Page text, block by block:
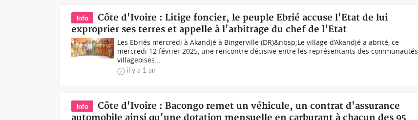
Info
Côte d'Ivoire : Litige foncier, le peuple Ebrié accuse l'Etat de lui
exproprier ses terres et appelle à l'arbitrage du chef de l'Etat
Les Ebriés mercredi à Akandjé à Bingerville (DR)&nbsp;Le village d’Akandjé a abrité, ce
mercredi 12 février 2025, une rencontre décisive entre les représentants des communautés
villageoises...
il y a 1 an
Info
Côte d'Ivoire : Bacongo remet un véhicule, un contrat d'assurance